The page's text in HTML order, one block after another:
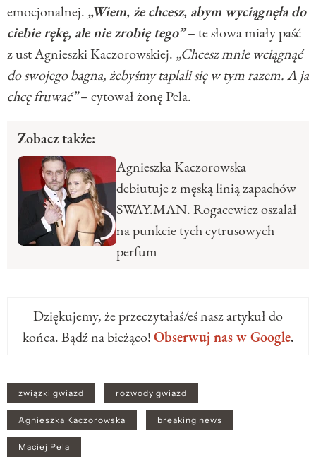
emocjonalnej. „Wiem, że chcesz, abym wyciągnęła do
ciebie rękę, ale nie zrobię tego”– te słowa miały paść
z ust Agnieszki Kaczorowskiej. „Chcesz mnie wciągnąć
do swojego bagna, żebyśmy taplali się w tym razem. A ja
chcę fruwać”– cytował żonę Pela.
Zobacz także:
Agnieszka Kaczorowska
debiutuje z męską linią zapachów
SWAY.MAN. Rogacewicz oszalał
na punkcie tych cytrusowych
perfum
Dziękujemy, że przeczytałaś/eś nasz artykuł do
końca. Bądź na bieżąco!Obserwuj nas w Google.
związki gwiazd rozwody gwiazd
Agnieszka Kaczorowska breaking news
Maciej Pela